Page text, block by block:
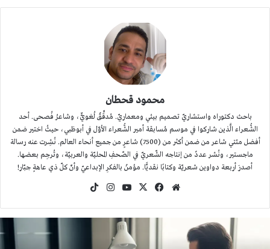
محمود قحطان
باحث دكتوراه واستشاريّ تصميم بيئي ومعماريّ. مُدقِّقٌ لُغويٌّ، وشاعرُ فُصحى. أحد
الشُّعراء الَّذين شاركوا في موسم مُسابقة أمير الشُّعراء الأوّل في أبوظبي، حيثُ اختير ضمن
أفضل مئتي شاعر من ضمن أكثر من (7500) شاعرٍ من جميع أنحاء العالم. نُشِرت عنه رسالة
ماجستير، ونُشر عددٌ من إنتاجه الشّعريّ في الصّحفِ المحليّة والعربيّة، وتُرجِم بعضها.
أصدرَ أربعة دواوين شعريّة وكتابًا نقديًّا. مؤمنٌ بالفكرِ الإبداعيّ وأنّ كلّ ذي عاهةٍ جبّار!
موقع
فيسبوك
‫X
‫YouTubeانستقرام